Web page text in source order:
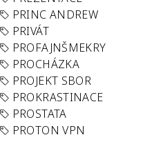
PRINC ANDREW
PRIVÁT
PROFAJNŠMEKRY
PROCHÁZKA
PROJEKT SBOR
PROKRASTINACE
PROSTATA
PROTON VPN